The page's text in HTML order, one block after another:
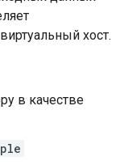
хост.
в качестве